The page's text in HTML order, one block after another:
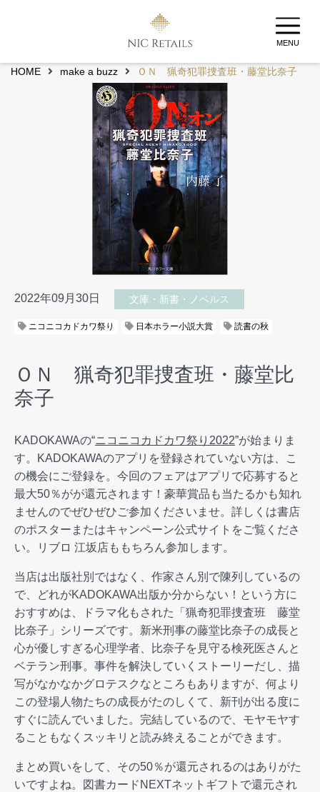
MENU
HOME make a buzz ＯＮ 猟奇犯罪捜査班・藤堂比奈子
2022年09月30日 文庫・新書・ノベルス
ニコニコカドカワ祭り 日本ホラー小説大賞 読書の秋
ＯＮ 猟奇犯罪捜査班・藤堂比
奈子
KADOKAWAの“ニコニコカドカワ祭り2022”が始まりま
す。KADOKAWAのアプリを登録されていない方は、こ
の機会にご登録を。今回のフェアはアプリで応募すると
最大50％がが還元されます！豪華賞品も当たるかも知れ
ませんのでぜひぜひご参加くださいませ。詳しくは書店
のポスターまたはキャンペーン公式サイトをご覧くださ
い。リブロ 江坂店ももちろん参加します。
当店は出版社別ではなく、作家さん別で陳列しているの
で、どれがKADOKAWA出版か分からない！という方に
おすすめは、ドラマ化もされた「猟奇犯罪捜査班 藤堂
比奈子」シリーズです。新米刑事の藤堂比奈子の成長と
心が優しすぎる心理学者、比奈子を見守る検死医さんと
ベテラン刑事。事件を解決していくストーリーだし、描
写がなかなかグロテスクなところもありますが、何より
この登場人物たちの成長がたのしくて、新刊が出る度に
すぐに読んでいました。完結しているので、モヤモヤす
ることもなくスッキリと読み終えることができます。
まとめ買いをして、その50％が還元されるのはありがた
いですよね。図書カードNEXTネットギフトで還元され